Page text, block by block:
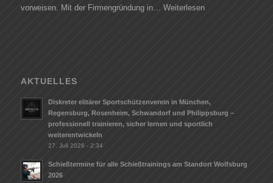
vorweisen. Mit der Firmengründung in… Weiterlesen
AKTUELLES
Diskreter elitärer Sportschützenverein in München,
Regensburg, Rosenheim, Schwandorf und Philippsburg –
professionell trainieren, sicher lernen und sportlich
weiterentwickeln
27. Juli 2026 - 2:34
Schießtermine für alle Schießtrainings am Standort Wolfsburg
2026